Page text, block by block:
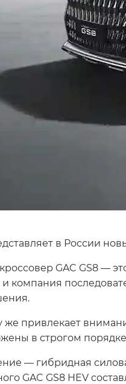
в России
GAC GS8 —
и компания
же привлекает
в строгом
— гибридная
GAC GS8 HEV